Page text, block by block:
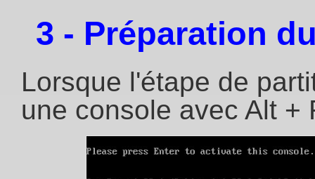
3 - Préparation
Lorsque l'étape de
une console avec Alt +